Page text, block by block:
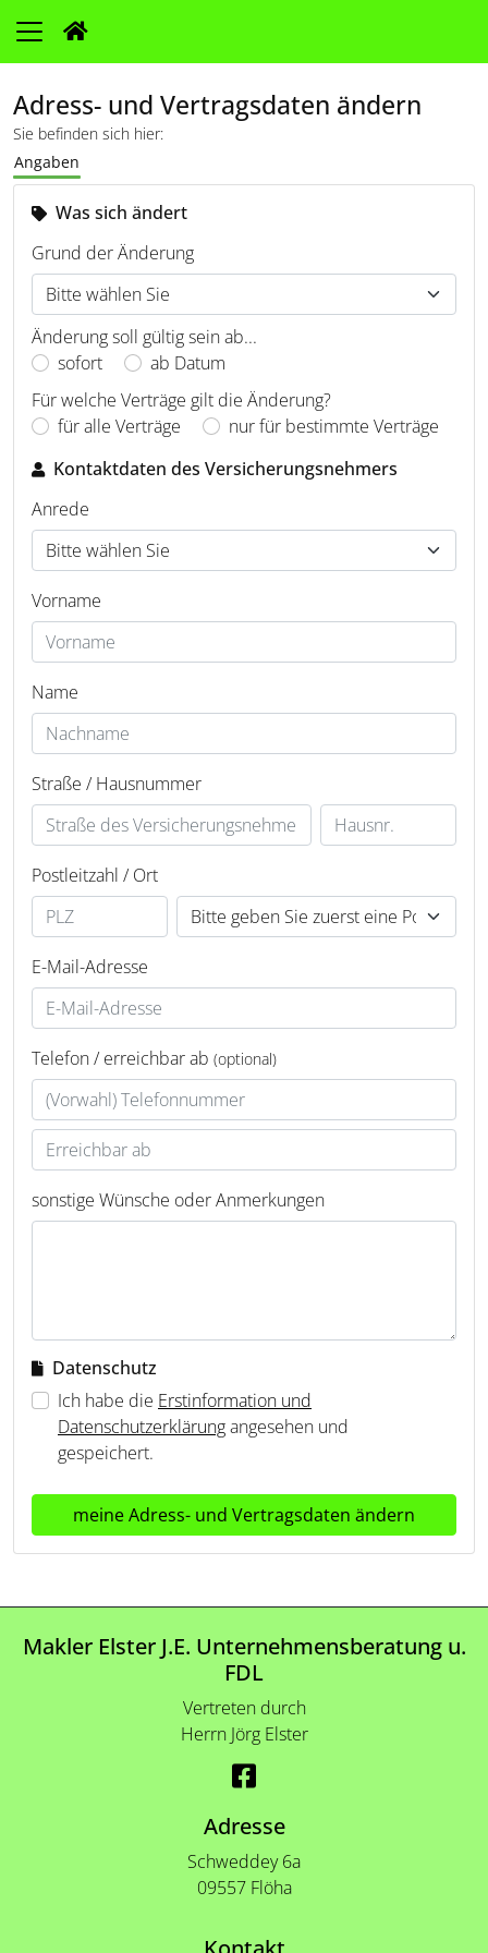
Adress- und Vertragsdaten ändern
Sie befinden sich hier:
Angaben
Was sich ändert
Grund der Änderung
Änderung soll gültig sein ab...
sofort
ab Datum
Für welche Verträge gilt die Änderung?
für alle Verträge
nur für bestimmte Verträge
Kontaktdaten des Versicherungsnehmers
Anrede
Vorname
Name
Straße / Hausnummer
Postleitzahl / Ort
E-Mail-Adresse
Telefon / erreichbar ab (optional)
sonstige Wünsche oder Anmerkungen
Datenschutz
Ich habe die Erstinformation und
Datenschutzerklärungangesehen und
gespeichert.
meine Adress- und Vertragsdaten ändern
Makler Elster J.E. Unternehmensberatung u.
FDL
Vertreten durch
Herrn Jörg Elster
Adresse
Schweddey 6a
09557 Flöha